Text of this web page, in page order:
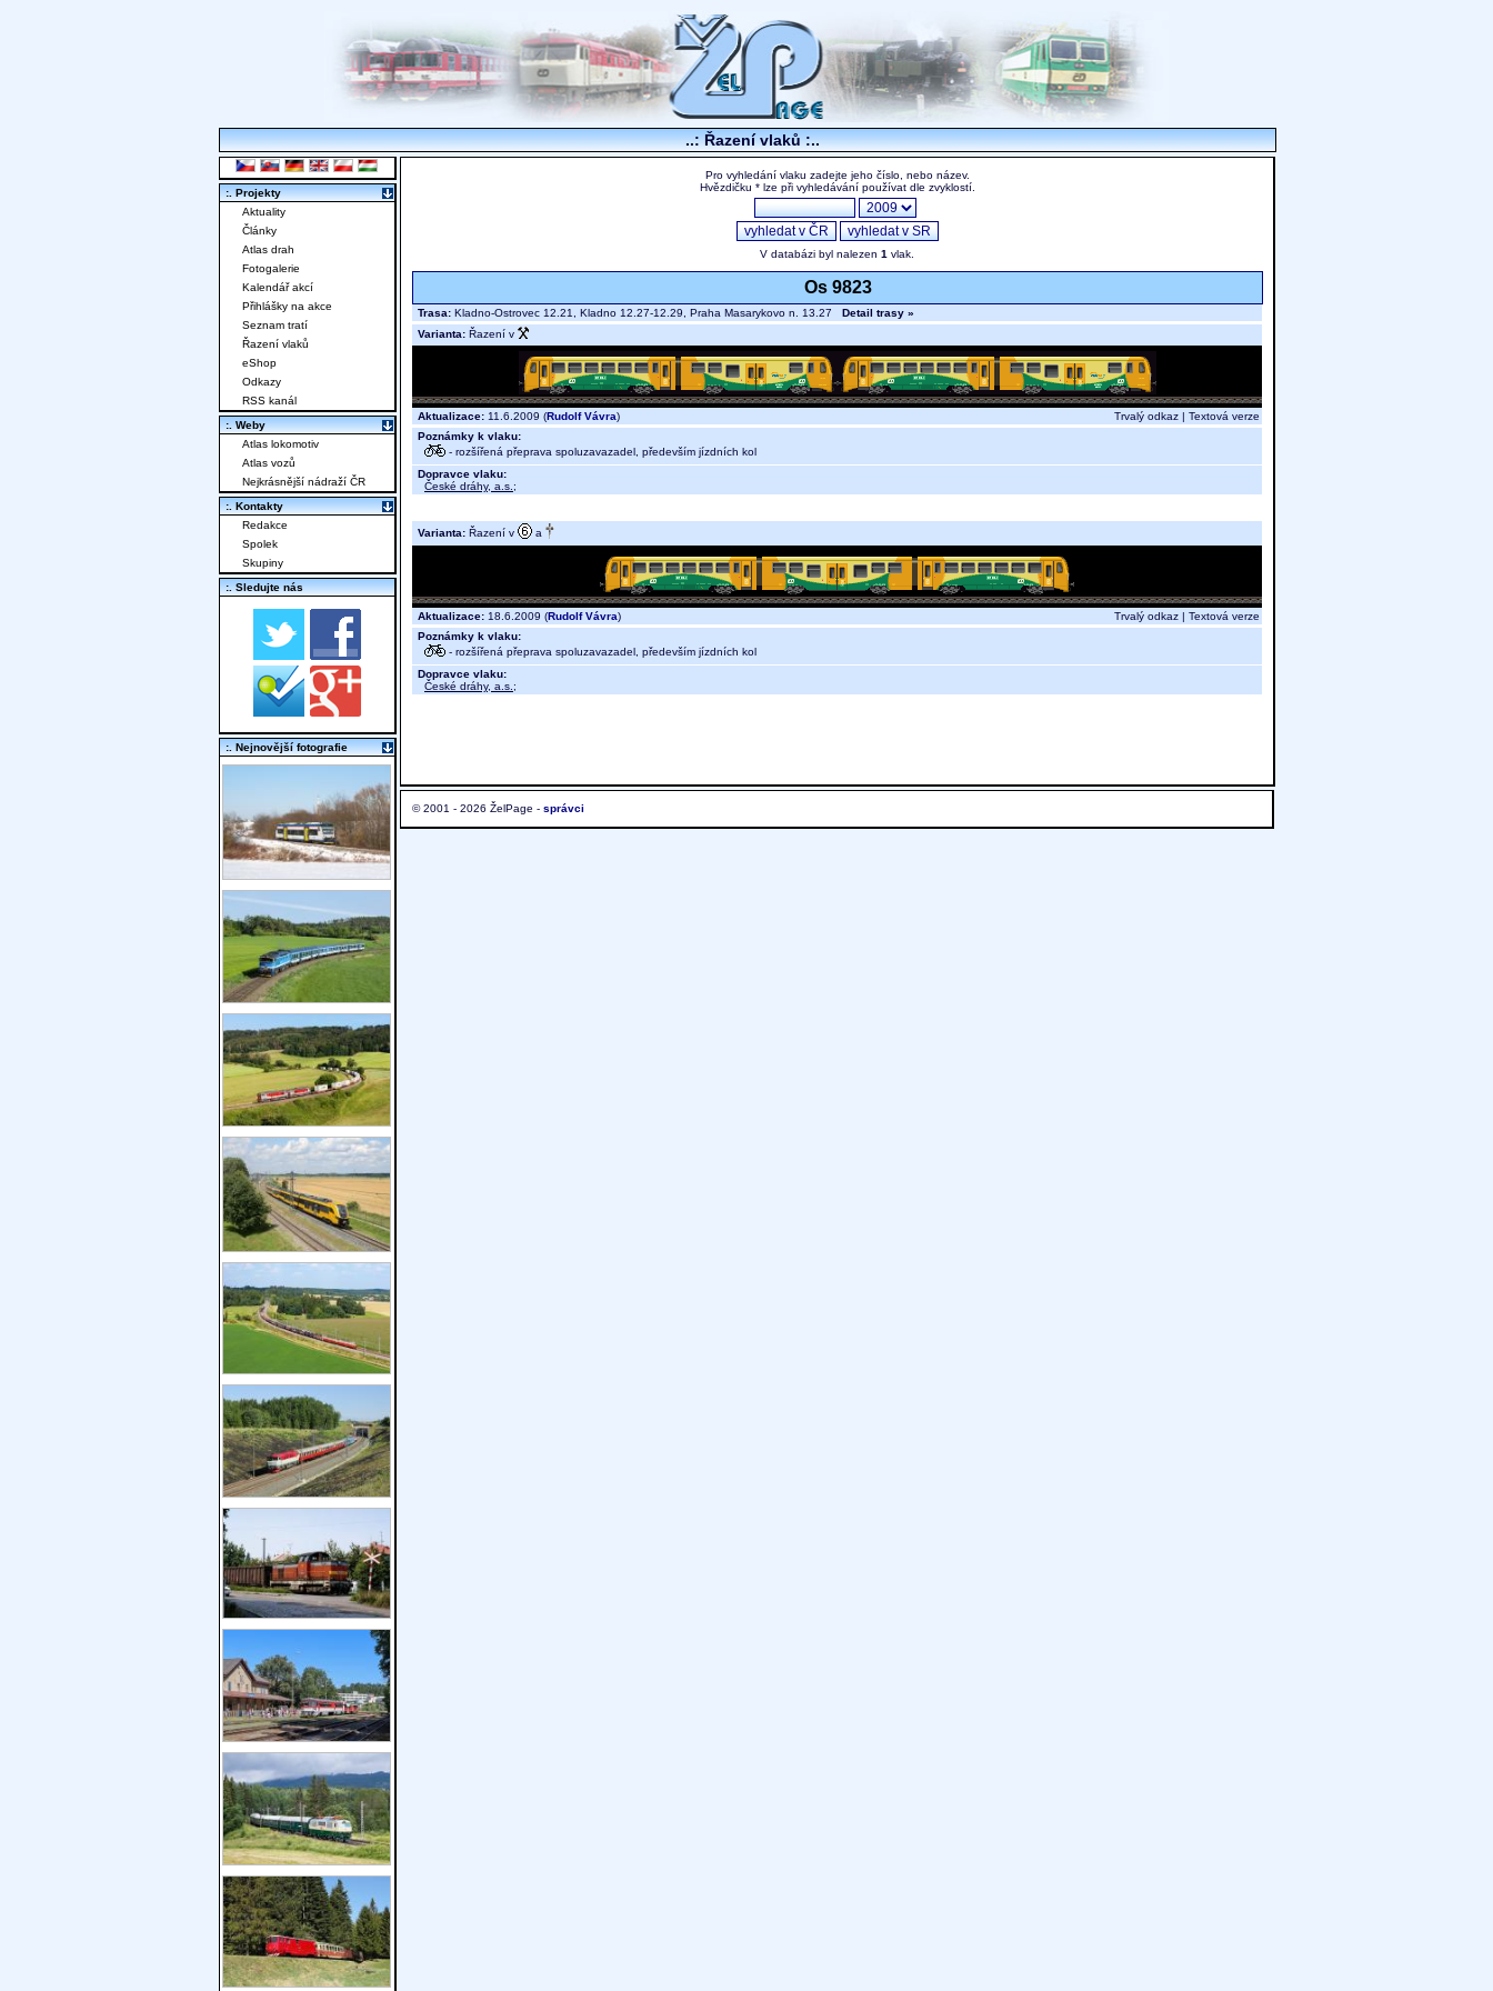
..: Řazení vlaků :..
Pro vyhledání vlaku zadejte jeho číslo, nebo název.
Hvězdičku * lze při vyhledávání používat dle zvyklostí.
V databázi byl nalezen 1 vlak.
Os 9823
Trasa: Kladno-Ostrovec 12.21, Kladno 12.27-12.29, Praha Masarykovo n. 13.27 Detail trasy »
Varianta: Řazení v
Aktualizace: 11.6.2009 (Rudolf Vávra) Trvalý odkaz | Textová verze
Poznámky k vlaku:
- rozšířená přeprava spoluzavazadel, především jízdních kol
Dopravce vlaku:
České dráhy, a.s. ;
Varianta: Řazení v a
Aktualizace: 18.6.2009 (Rudolf Vávra) Trvalý odkaz | Textová verze
Poznámky k vlaku:
- rozšířená přeprava spoluzavazadel, především jízdních kol
Dopravce vlaku:
České dráhy, a.s. ;
© 2001 - 2026 ŽelPage - správci
:. Projekty
Aktuality
Články
Atlas drah
Fotogalerie
Kalendář akcí
Přihlášky na akce
Seznam tratí
Řazení vlaků
eShop
Odkazy
RSS kanál
:. Weby
Atlas lokomotiv
Atlas vozů
Nejkrásnější nádraží ČR
:. Kontakty
Redakce
Spolek
Skupiny
:. Sledujte nás
:. Nejnovější fotografie